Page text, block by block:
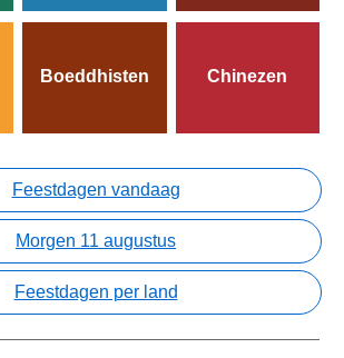
Boeddhisten Chinezen
Feestdagen vandaag
Morgen 11 augustus
Feestdagen per land